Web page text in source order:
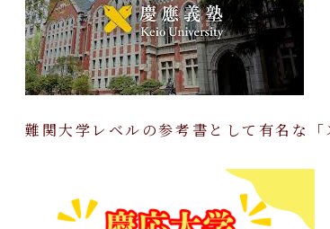
難関大学レベルの参考書として有名な